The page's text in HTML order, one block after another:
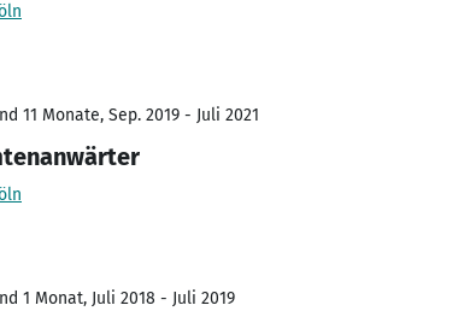
11 Monate, Sep. 2019 - Juli 2021
1 Monat, Juli 2018 - Juli 2019